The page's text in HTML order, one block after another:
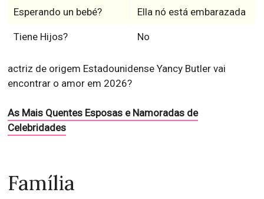
Esperando un bebé? Ella nó está embarazada
Tiene Hijos? No
actriz de origem Estadounidense Yancy Butler vai
encontrar o amor em 2026?
As Mais Quentes Esposas e Namoradas de
Celebridades
Família